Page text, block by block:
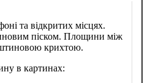
та відкритих місцях.
піском. Площини між
крихтою.
в картинах: